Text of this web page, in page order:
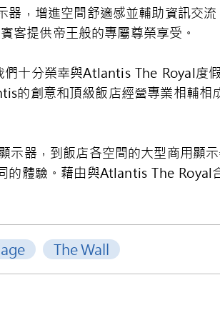
，增進空間舒適感並輔助資訊交
客提供帝王般的專屬尊榮享受。
十分榮幸與Atlantis The Royal度
的創意和頂級飯店經營專業相輔相
器，到飯店各空間的大型商用顯
的體驗。藉由與Atlantis The Royal
The Wall